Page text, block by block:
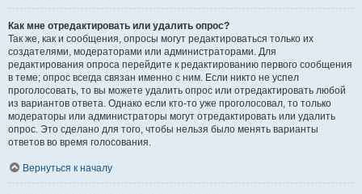
Как мне отредактировать или удалить опрос?
Так же, как и сообщения, опросы могут редактироваться только их
создателями, модераторами или администраторами. Для
редактирования опроса перейдите к редактированию первого сообщения
в теме; опрос всегда связан именно с ним. Если никто не успел
проголосовать, то вы можете удалить опрос или отредактировать любой
из вариантов ответа. Однако если кто-то уже проголосовал, то только
модераторы или администраторы могут отредактировать или удалить
опрос. Это сделано для того, чтобы нельзя было менять варианты
ответов во время голосования.
Вернуться к началу